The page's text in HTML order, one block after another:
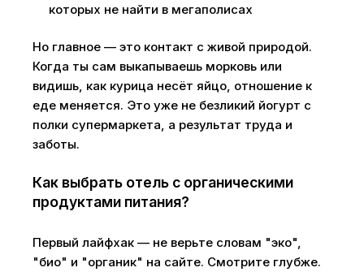
которых не найти в мегаполисах
Но главное — это контакт с живой природой.
Когда ты сам выкапываешь морковь или
видишь, как курица несёт яйцо, отношение к
еде меняется. Это уже не безликий йогурт с
полки супермаркета, а результат труда и
заботы.
Как выбрать отель с органическими
продуктами питания?
Первый лайфхак — не верьте словам "эко",
"био" и "органик" на сайте. Смотрите глубже.